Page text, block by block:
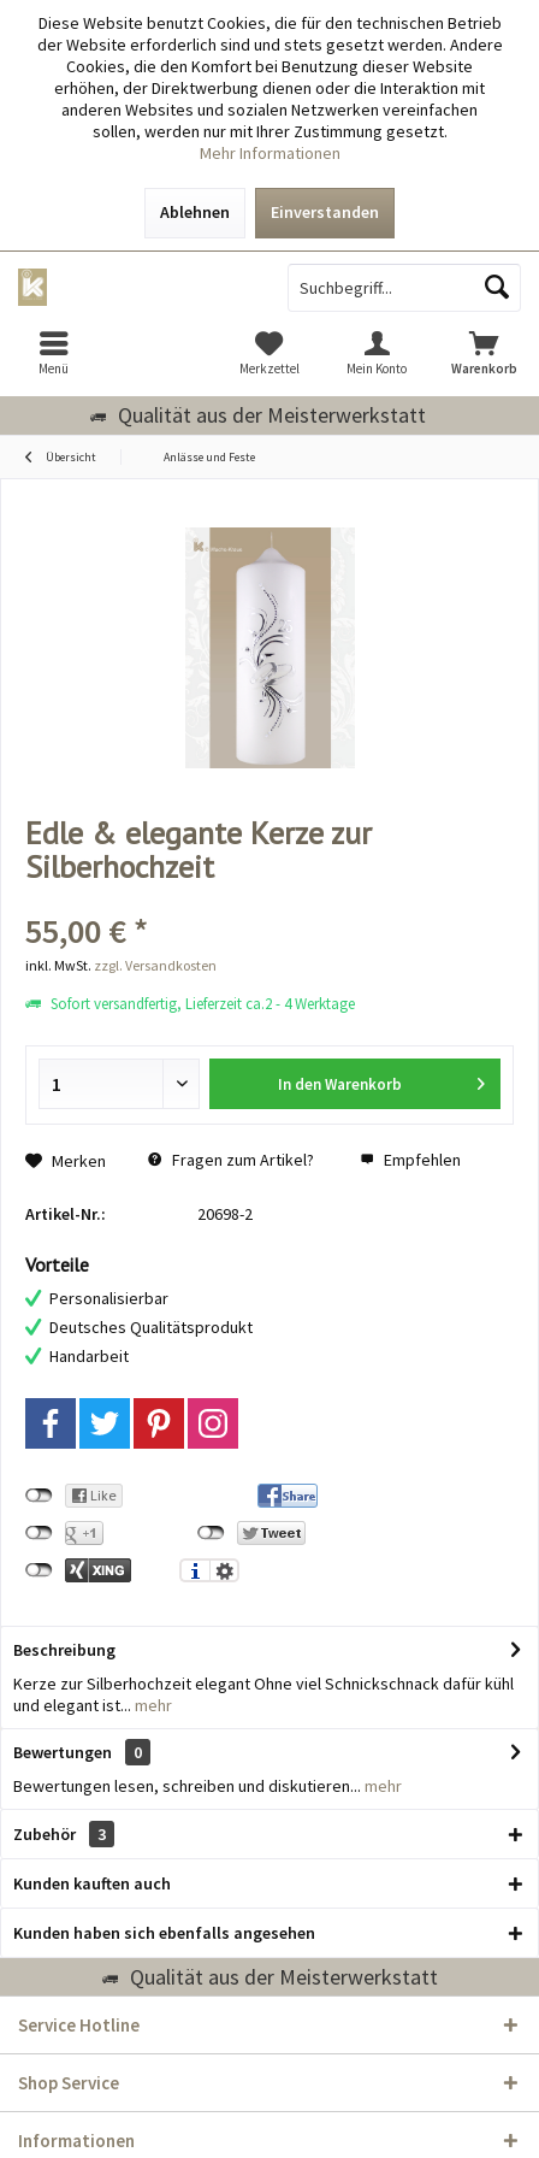
Diese Website benutzt Cookies, die für den technischen Betrieb
der Website erforderlich sind und stets gesetzt werden. Andere
Cookies, die den Komfort bei Benutzung dieser Website
erhöhen, der Direktwerbung dienen oder die Interaktion mit
anderen Websites und sozialen Netzwerken vereinfachen
sollen, werden nur mit Ihrer Zustimmung gesetzt.
Mehr Informationen
Ablehnen Einverstanden
Qualität aus der Meisterwerkstatt
Menü Warenkorb
Merkzettel Mein Konto
Übersicht Anlässe und Feste
Edle & elegante Kerze zur
Silberhochzeit
55,00 € *
inkl. MwSt. zzgl. Versandkosten
Sofort versandfertig, Lieferzeit ca.2 - 4 Werktage
In den Warenkorb
Merken Fragen zum Artikel? Empfehlen
Artikel-Nr.: 20698-2
Vorteile
Personalisierbar
Deutsches Qualitätsprodukt
Handarbeit
Beschreibung
Kerze zur Silberhochzeit elegant Ohne viel Schnickschnack dafür kühl
und elegant ist... mehr
Bewertungen
0
Bewertungen lesen, schreiben und diskutieren... mehr
Zubehör 3
Kunden kauften auch
Kunden haben sich ebenfalls angesehen
Qualität aus der Meisterwerkstatt
Service Hotline
Shop Service
Informationen